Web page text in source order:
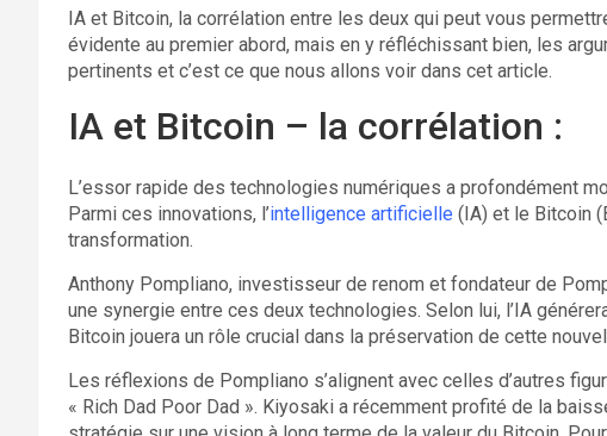
IA et Bitcoin, la corrélation entre les deux qui peut vous
évidente au premier abord, mais en y réfléchissant bien, les
pertinents et c’est ce que nous allons voir dans cet article.
IA et Bitcoin – la corrélation :
L’essor rapide des technologies numériques a profondément
Parmi ces innovations, l’intelligence artificielle (IA) et le Bitcoin
transformation.
Anthony Pompliano, investisseur de renom et fondateur de
une synergie entre ces deux technologies. Selon lui, l’IA
Bitcoin jouera un rôle crucial dans la préservation de cette
Les réflexions de Pompliano s’alignent avec celles d’autres
« Rich Dad Poor Dad ». Kiyosaki a récemment profité de la